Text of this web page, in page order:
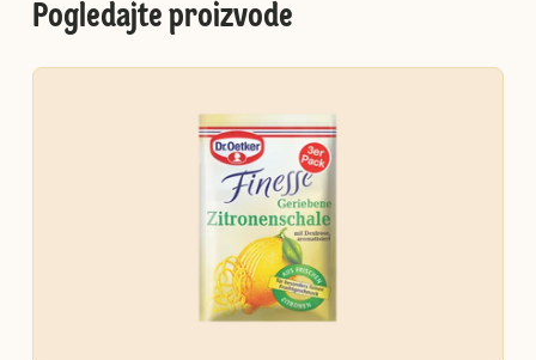
Pogledajte proizvode